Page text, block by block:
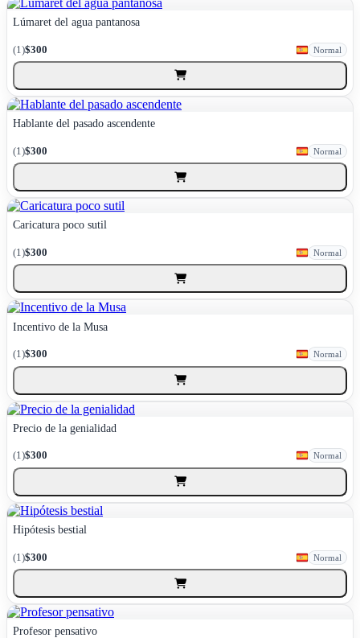
Lúmaret del agua pantanosa
(1)$300 Normal
Hablante del pasado ascendente
(1)$300 Normal
Caricatura poco sutil
(1)$300 Normal
Incentivo de la Musa
(1)$300 Normal
Precio de la genialidad
(1)$300 Normal
Hipótesis bestial
(1)$300 Normal
Profesor pensativo